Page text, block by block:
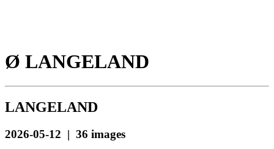
Ø LANGELAND
LANGELAND
2026-05-12 | 36 images